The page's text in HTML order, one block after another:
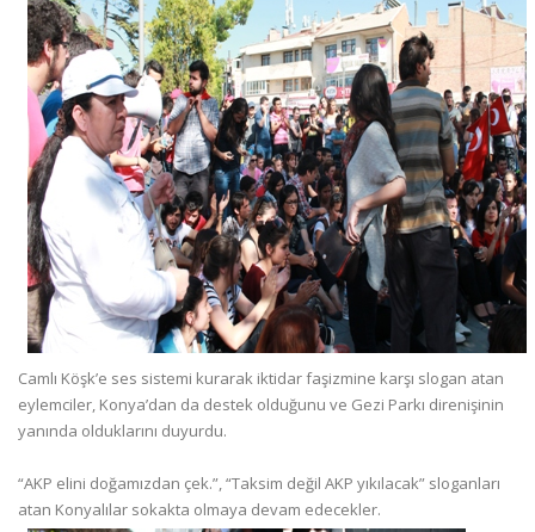
Camlı Köşk’e ses sistemi kurarak iktidar faşizmine karşı slogan atan
eylemciler, Konya’dan da destek olduğunu ve Gezi Parkı direnişinin
yanında olduklarını duyurdu.
“AKP elini doğamızdan çek.”, “Taksim değil AKP yıkılacak” sloganları
atan Konyalılar sokakta olmaya devam edecekler.